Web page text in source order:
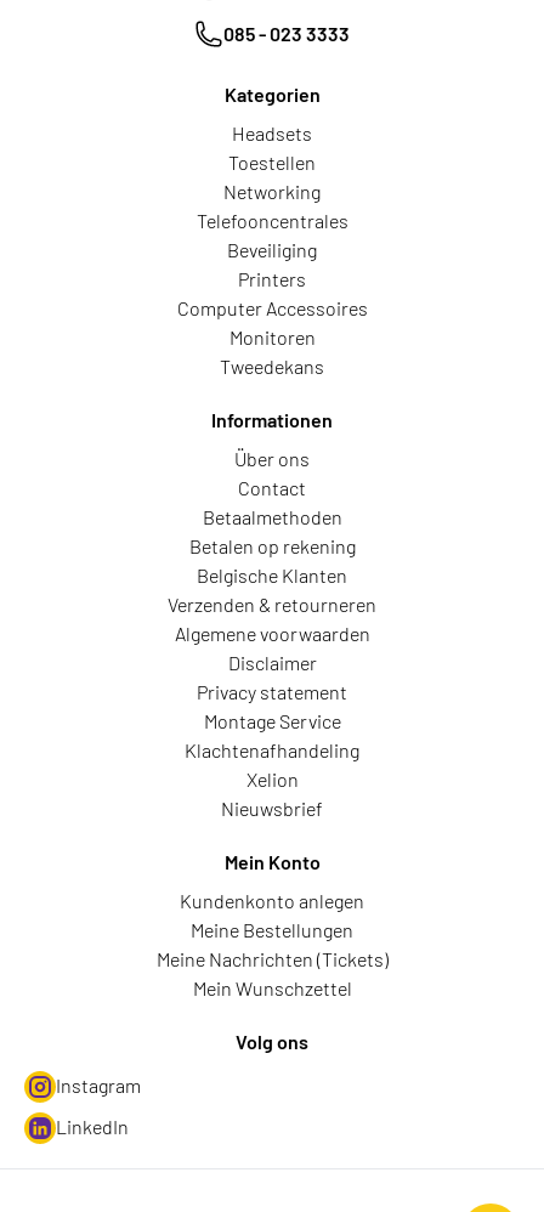
085 - 023 3333
Kategorien
Headsets
Toestellen
Networking
Telefooncentrales
Beveiliging
Printers
Computer Accessoires
Monitoren
Tweedekans
Informationen
Über ons
Contact
Betaalmethoden
Betalen op rekening
Belgische Klanten
Verzenden & retourneren
Algemene voorwaarden
Disclaimer
Privacy statement
Montage Service
Klachtenafhandeling
Xelion
Nieuwsbrief
Mein Konto
Kundenkonto anlegen
Meine Bestellungen
Meine Nachrichten (Tickets)
Mein Wunschzettel
Volg ons
Instagram
LinkedIn